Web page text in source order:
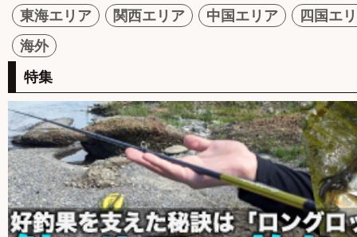
東海エリア
関西エリア 中国エリア
四国エ
海外
特集